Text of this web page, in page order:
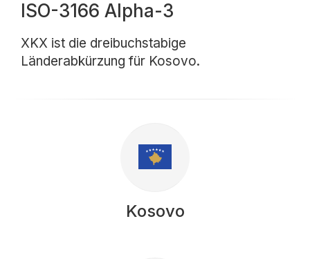
ISO-3166 Alpha-3
XKX ist die dreibuchstabige
Länderabkürzung für Kosovo.
Kosovo